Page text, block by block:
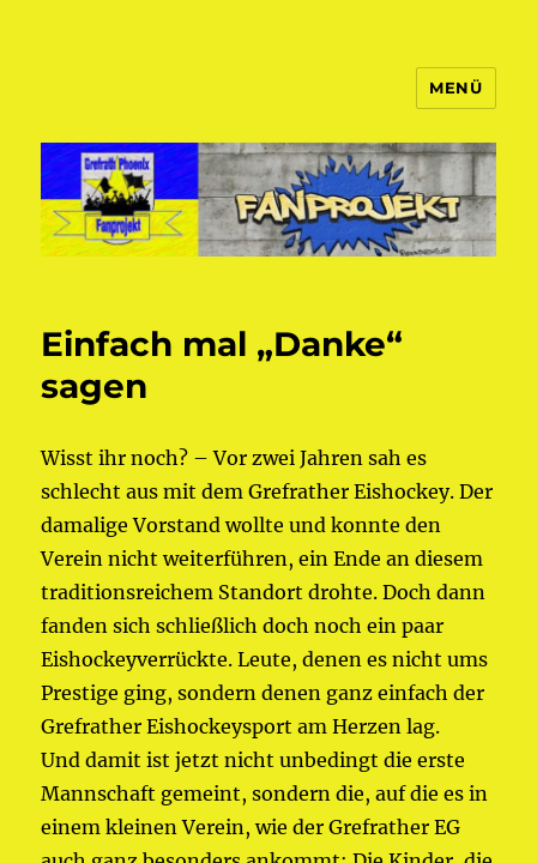
MENÜ
Einfach mal „Danke“
sagen
Wisst ihr noch? – Vor zwei Jahren sah es
schlecht aus mit dem Grefrather Eishockey. Der
damalige Vorstand wollte und konnte den
Verein nicht weiterführen, ein Ende an diesem
traditionsreichem Standort drohte. Doch dann
fanden sich schließlich doch noch ein paar
Eishockeyverrückte. Leute, denen es nicht ums
Prestige ging, sondern denen ganz einfach der
Grefrather Eishockeysport am Herzen lag.
Und damit ist jetzt nicht unbedingt die erste
Mannschaft gemeint, sondern die, auf die es in
einem kleinen Verein, wie der Grefrather EG